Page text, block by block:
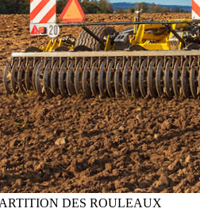
DES ROULEAUX